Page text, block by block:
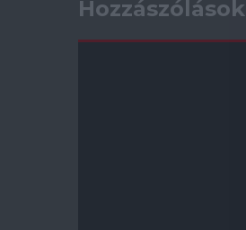
Hozzászólások